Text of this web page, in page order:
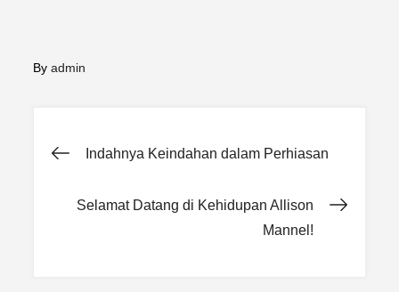
Byadmin
Post
navigation
Indahnya Keindahan dalam Perhiasan
Selamat Datang di Kehidupan Allison
Mannel!